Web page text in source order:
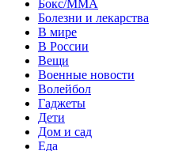
Бокс/MMA
Болезни и лекарства
В мире
В России
Вещи
Военные новости
Волейбол
Гаджеты
Дети
Дом и сад
Еда